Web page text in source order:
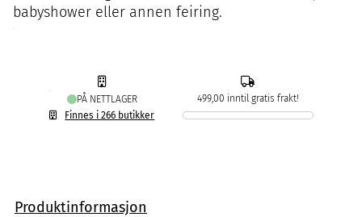
babyshower eller annen feiring.
PÅ NETTLAGER
Finnes i 266 butikker
499,00 inntil gratis frakt!
Produktinformasjon